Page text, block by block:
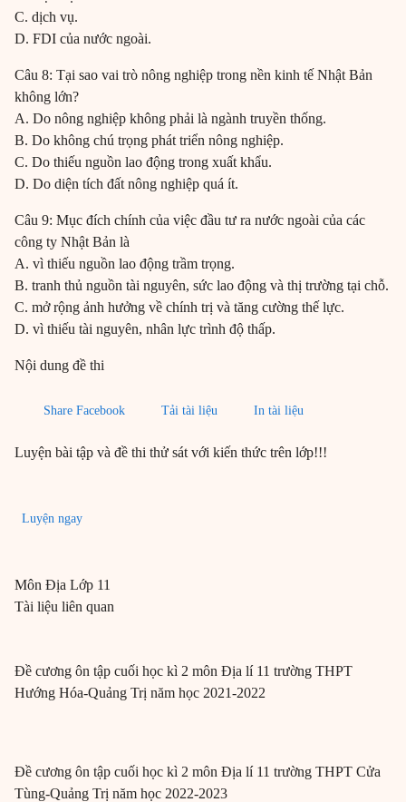
C. dịch vụ.
D. FDI của nước ngoài.
Câu 8: Tại sao vai trò nông nghiệp trong nền kinh tế Nhật Bản
không lớn?
A. Do nông nghiệp không phải là ngành truyền thống.
B. Do không chú trọng phát triển nông nghiệp.
C. Do thiếu nguồn lao động trong xuất khẩu.
D. Do diện tích đất nông nghiệp quá ít.
Câu 9: Mục đích chính của việc đầu tư ra nước ngoài của các
công ty Nhật Bản là
A. vì thiếu nguồn lao động trầm trọng.
B. tranh thủ nguồn tài nguyên, sức lao động và thị trường tại chỗ.
C. mở rộng ảnh hưởng về chính trị và tăng cường thế lực.
D. vì thiếu tài nguyên, nhân lực trình độ thấp.
Nội dung đề thi
Share Facebook Tải tài liệu In tài liệu
Luyện bài tập và đề thi thử sát với kiến thức trên lớp!!!
Luyện ngay
Môn Địa Lớp 11
Tài liệu liên quan
Đề cương ôn tập cuối học kì 2 môn Địa lí 11 trường THPT
Hướng Hóa-Quảng Trị năm học 2021-2022
Đề cương ôn tập cuối học kì 2 môn Địa lí 11 trường THPT Cửa
Tùng-Quảng Trị năm học 2022-2023